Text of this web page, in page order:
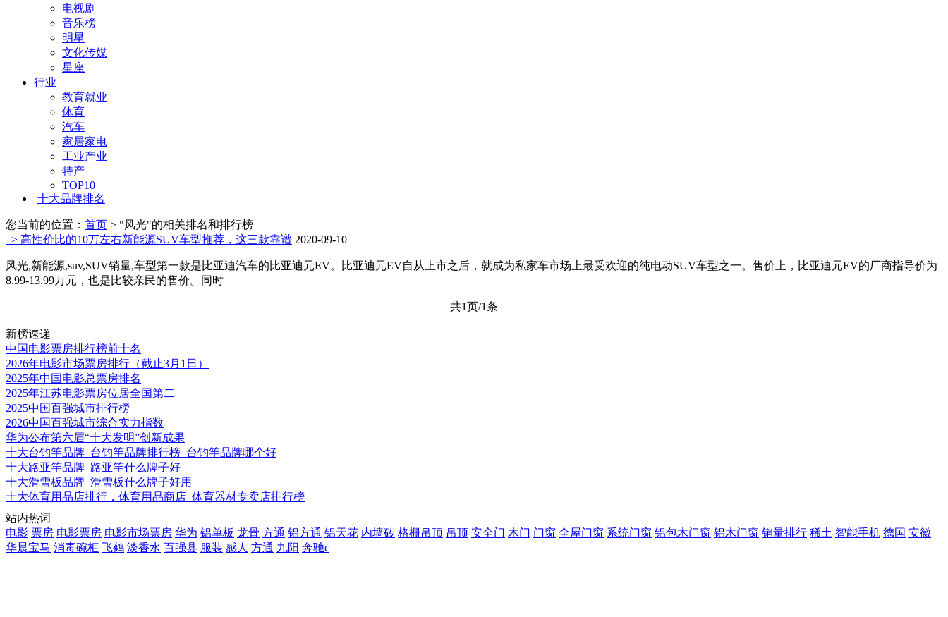
电视剧
音乐榜
明星
文化传媒
星座
行业
教育就业
体育
汽车
家居家电
工业产业
特产
TOP10
十大品牌排名
您当前的位置： 首页 > "风光"的相关排名和排行榜
> 高性价比的10万左右新能源SUV车型推荐，这三款靠谱 2020-09-10
风光,新能源,suv,SUV销量,车型第一款是比亚迪汽车的比亚迪元EV。比亚迪元EV自从上市之后，就成为私家车市场上最受欢迎的纯电动SUV车型之一。售价上，比亚迪元EV的厂商指导价为
8.99-13.99万元，也是比较亲民的售价。同时
共1页/1条
新榜速递
中国电影票房排行榜前十名
2026年电影市场票房排行（截止3月1日）
2025年中国电影总票房排名
2025年江苏电影票房位居全国第二
2025中国百强城市排行榜
2026中国百强城市综合实力指数
华为公布第六届“十大发明”创新成果
十大台钓竿品牌_台钓竿品牌排行榜_台钓竿品牌哪个好
十大路亚竿品牌_路亚竿什么牌子好
十大滑雪板品牌_滑雪板什么牌子好用
十大体育用品店排行，体育用品商店_体育器材专卖店排行榜
站内热词
电影 票房 电影票房 电影市场票房 华为 铝单板 龙骨 方通 铝方通 铝天花 内墙砖 格栅吊顶 吊顶 安全门 木门 门窗 全屋门窗 系统门窗 铝包木门窗 铝木门窗 销量排行 稀土 智能手机 德国 安徽
华晨宝马 消毒碗柜 飞鹤 淡香水 百强县 服装 感人 方通 九阳 奔驰c